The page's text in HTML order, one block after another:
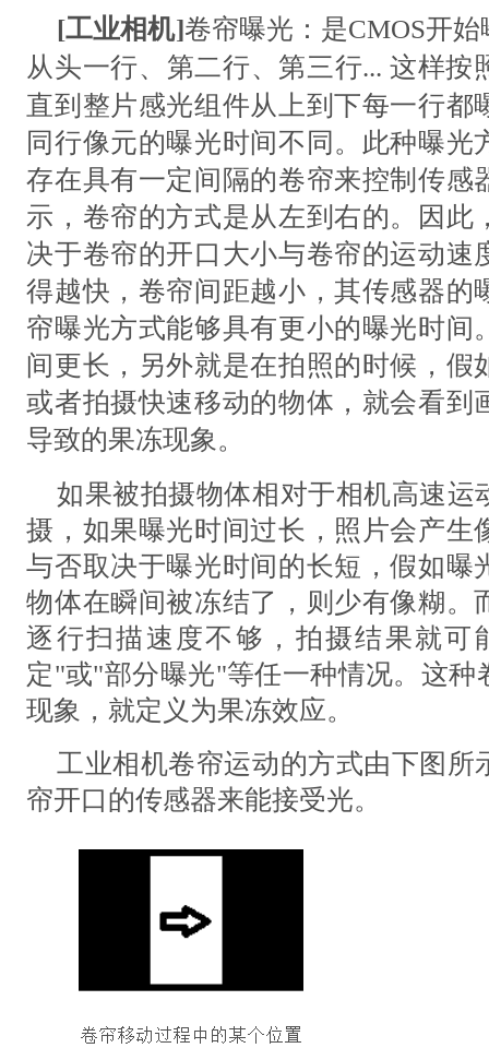
[工业相机]卷帘曝光：是CMOS开
从头一行、第二行、第三行... 这样按
直到整片感光组件从上到下每一行都
同行像元的曝光时间不同。此种曝光
存在具有一定间隔的卷帘来控制传感
示，卷帘的方式是从左到右的。因此
决于卷帘的开口大小与卷帘的运动速
得越快，卷帘间距越小，其传感器的
帘曝光方式能够具有更小的曝光时间
间更长，另外就是在拍照的时候，假
或者拍摄快速移动的物体，就会看到
导致的果冻现象。
如果被拍摄物体相对于相机高速运
摄，如果曝光时间过长，照片会产生
与否取决于曝光时间的长短，假如曝
物体在瞬间被冻结了，则少有像糊。
逐行扫描速度不够，拍摄结果就可
定"或"部分曝光"等任一种情况。这种
现象，就定义为果冻效应。
工业相机卷帘运动的方式由下图所
帘开口的传感器来能接受光。